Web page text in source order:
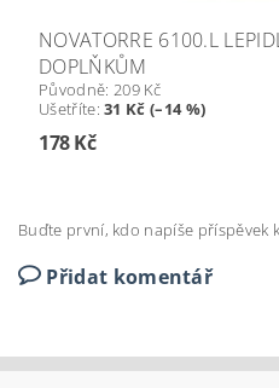
NOVATORRE 6100.L
DOPLŇKŮM
Původně: 209 Kč
Ušetříte:31 Kč (–14 %)
178 Kč
Buďte první, kdo napíše příspěvek
Přidat komentář